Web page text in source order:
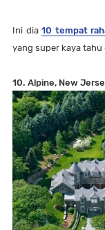
Ini dia10 tempat
yang super kaya
10. Alpine, New